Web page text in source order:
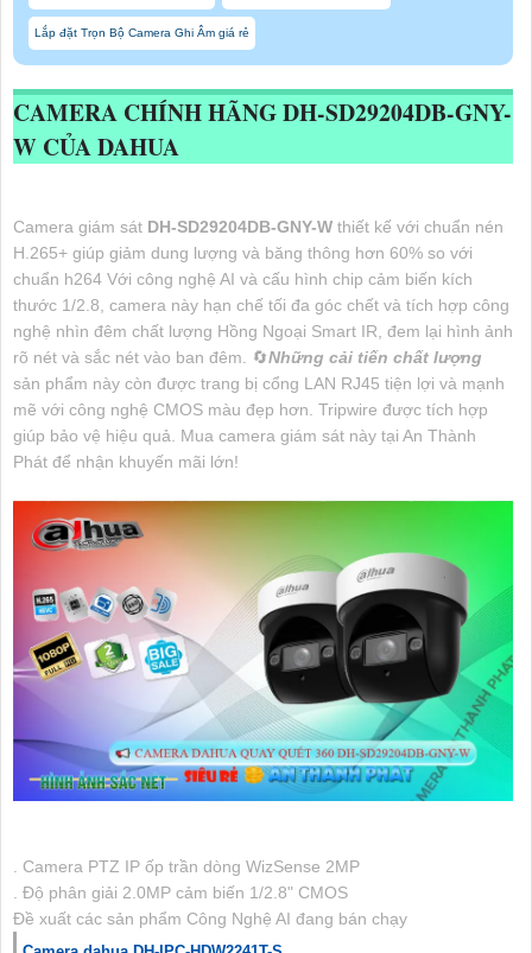
Lắp đặt Trọn Bộ Camera Ghi Âm giá rẻ
CAMERA CHÍNH HÃNGDH-SD29204DB-GNY-
W CỦA DAHUA
Camera giám sát DH-SD29204DB-GNY-W thiết kế với chuẩn nén
H.265+ giúp giảm dung lượng và băng thông hơn 60% so với
chuẩn h264 Với công nghệ AI và cấu hình chip cảm biến kích
thước 1/2.8, camera này hạn chế tối đa góc chết và tích hợp công
nghệ nhìn đêm chất lượng Hồng Ngoại Smart IR, đem lại hình ảnh
rõ nét và sắc nét vào ban đêm. 🔄Những cải tiến chất lượng
sản phẩm này còn được trang bị cổng LAN RJ45 tiện lợi và mạnh
mẽ với công nghệ CMOS màu đẹp hơn. Tripwire được tích hợp
giúp bảo vệ hiệu quả. Mua camera giám sát này tại An Thành
Phát để nhận khuyến mãi lớn!
. Camera PTZ IP ốp trần dòng WizSense 2MP
. Độ phân giải 2.0MP cảm biến 1/2.8" CMOS
Đề xuất các sản phẩm Công Nghệ AI đang bán chạy